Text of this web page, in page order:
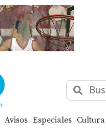
Avisos Especiales Cultura